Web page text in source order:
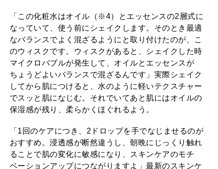
「この化粧水はオイル（※4）とエッセンスの2層式に
なっていて、使う前にシェイクします。そのとき最適
なバランスでよく混ざるようにと取り付けたのが、こ
のウィスクです。ウィスクがあると、シェイクした時
マイクロバブルが発生して、オイルとエッセンスが
ちょうどよいバランスで混ざるんです」実際シェイク
してから肌につけると、水のように軽いテクスチャー
でスッと肌になじむ。それでいてあと肌にはオイルの
保湿感が残り、柔らかくほぐれるよう。
「1回のケアにつき、2ドロップを手でなじませるのが
おすすめ。浸透感が断然違うし、朝晩にじっくり触れ
ることで肌の変化に敏感になり、スキンケアのモチ
ベーションアップにつながりますよ」最新のスキンケ